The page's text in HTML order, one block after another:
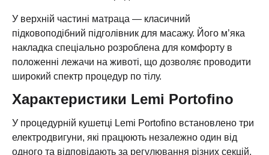
У верхній частині матраца — класичний
підковоподібний підголівник для масажу. Його м’яка
накладка спеціально розроблена для комфорту в
положенні лежачи на животі, що дозволяє проводити
широкий спектр процедур по тілу.
Характеристики Lemi Portofino
У процедурній кушетці Lemi Portofino встановлено три
електродвигуни, які працюють незалежно один від
одного та відповідають за регулювання різних секцій.